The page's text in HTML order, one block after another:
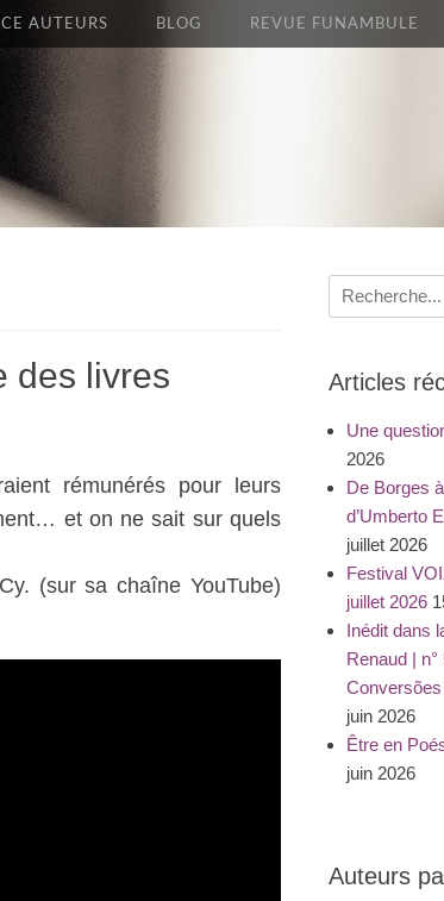
AUTEURS BLOG REVUE FUNAMBULE
des livres
rémunérés pour leurs
et on ne sait sur quels
(sur sa chaîne YouTube)
Recherche
pour
Articles
Une
2026
De Borges
d’Umberto
juillet 2026
Festival
juillet 2026
Inédit dans
Renaud |
juin 2026
Être en
juin 2026
Auteurs